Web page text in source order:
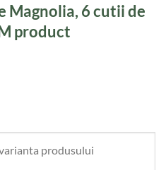
Magnolia, 6 cutii de
product